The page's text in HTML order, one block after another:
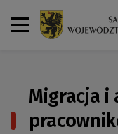
Migracja i